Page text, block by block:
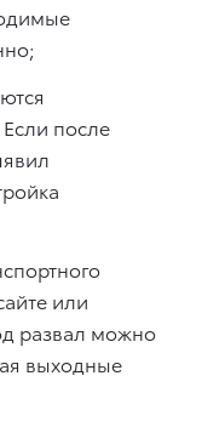
после
или
развал можно
выходные